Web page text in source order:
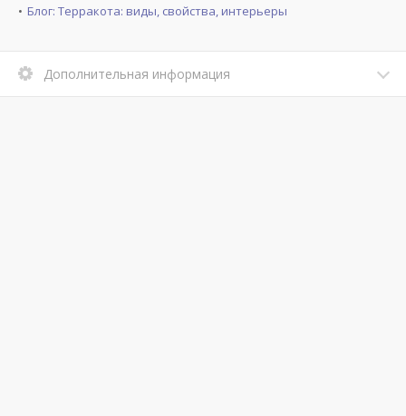
Блог: Терракота: виды, свойства, интерьеры
Дополнительная информация